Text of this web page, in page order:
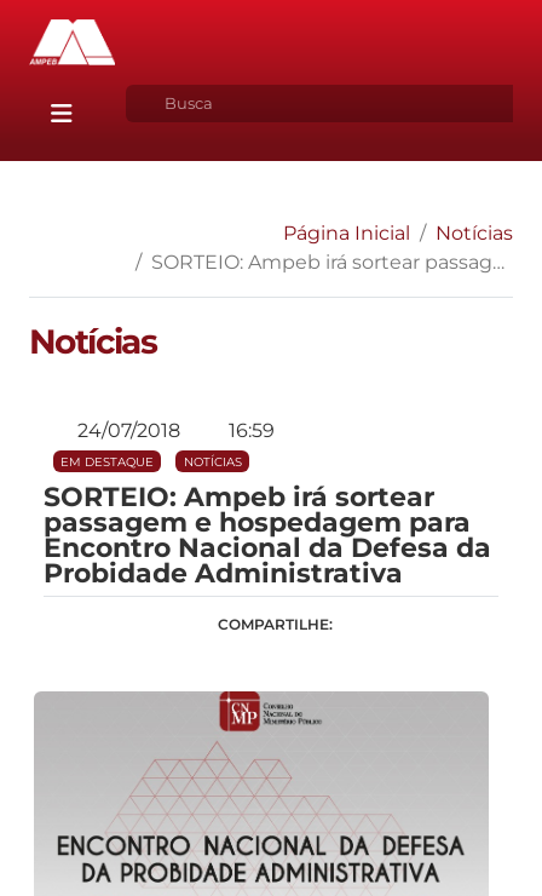
Página Inicial
Notícias
SORTEIO: Ampeb irá sortear passagem e hospedagem para Encontro Nacional da Defesa da Probidade Administrativa
Notícias
24/07/2018 16:59
EM DESTAQUE NOTÍCIAS
SORTEIO: Ampeb irá sortear
passagem e hospedagem para
Encontro Nacional da Defesa da
Probidade Administrativa
COMPARTILHE: